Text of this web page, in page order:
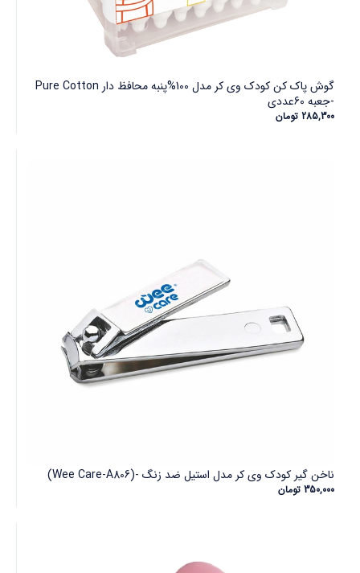
گوش پاک کن کودک وی کر مدل 100%پنبه محافظ دار Pure Cotton
-جعبه 60عددی
285,300 تومان
ناخن گیر کودک وی کر مدل استیل ضد زنگ -(Wee Care-A806)
350,000 تومان